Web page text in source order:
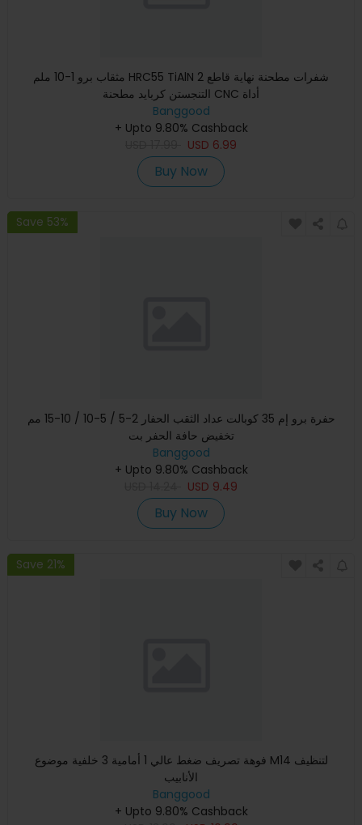
مثقاب برو 1-10 ملم HRC55 TiAlN 2 شفرات مطحنة نهاية قاطع
التنجستن كربايد مطحنة CNC أداة
Banggood
+ Upto 9.80% Cashback
USD 6.99
Buy Now
Save 53%
حفرة برو إم 35 كوبالت عداد الثقب الحفار 2-5 / 5-10 / 10-15 مم
تخفيض حافة الحفر بت
Banggood
+ Upto 9.80% Cashback
USD 9.49
Buy Now
Save 21%
فوهة تصريف ضغط عالي 1 أمامية 3 خلفية موضوع M14 لتنظيف
الأنابيب
Banggood
+ Upto 9.80% Cashback